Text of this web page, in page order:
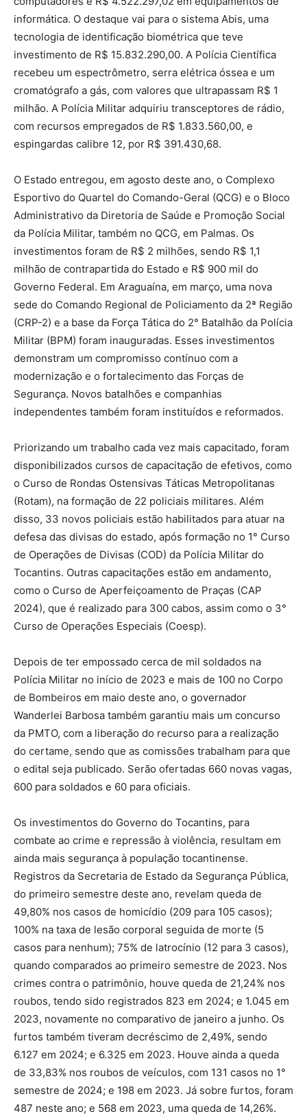
informática. O destaque vai para o sistema Abis, uma
tecnologia de identificação biométrica que teve
investimento de R$ 15.832.290,00. A Polícia Científica
recebeu um espectrômetro, serra elétrica óssea e um
cromatógrafo a gás, com valores que ultrapassam R$ 1
milhão. A Polícia Militar adquiriu transceptores de rádio,
com recursos empregados de R$ 1.833.560,00, e
espingardas calibre 12, por R$ 391.430,68.
O Estado entregou, em agosto deste ano, o Complexo
Esportivo do Quartel do Comando-Geral (QCG) e o Bloco
Administrativo da Diretoria de Saúde e Promoção Social
da Polícia Militar, também no QCG, em Palmas. Os
investimentos foram de R$ 2 milhões, sendo R$ 1,1
milhão de contrapartida do Estado e R$ 900 mil do
Governo Federal. Em Araguaína, em março, uma nova
sede do Comando Regional de Policiamento da 2ª Região
(CRP-2) e a base da Força Tática do 2° Batalhão da Polícia
Militar (BPM) foram inauguradas. Esses investimentos
demonstram um compromisso contínuo com a
modernização e o fortalecimento das Forças de
Segurança. Novos batalhões e companhias
independentes também foram instituídos e reformados.
Priorizando um trabalho cada vez mais capacitado, foram
disponibilizados cursos de capacitação de efetivos, como
o Curso de Rondas Ostensivas Táticas Metropolitanas
(Rotam), na formação de 22 policiais militares. Além
disso, 33 novos policiais estão habilitados para atuar na
defesa das divisas do estado, após formação no 1° Curso
de Operações de Divisas (COD) da Polícia Militar do
Tocantins. Outras capacitações estão em andamento,
como o Curso de Aperfeiçoamento de Praças (CAP
2024), que é realizado para 300 cabos, assim como o 3°
Curso de Operações Especiais (Coesp).
Depois de ter empossado cerca de mil soldados na
Polícia Militar no início de 2023 e mais de 100 no Corpo
de Bombeiros em maio deste ano, o governador
Wanderlei Barbosa também garantiu mais um concurso
da PMTO, com a liberação do recurso para a realização
do certame, sendo que as comissões trabalham para que
o edital seja publicado. Serão ofertadas 660 novas vagas,
600 para soldados e 60 para oficiais.
Os investimentos do Governo do Tocantins, para
combate ao crime e repressão à violência, resultam em
ainda mais segurança à população tocantinense.
Registros da Secretaria de Estado da Segurança Pública,
do primeiro semestre deste ano, revelam queda de
49,80% nos casos de homicídio (209 para 105 casos);
100% na taxa de lesão corporal seguida de morte (5
casos para nenhum); 75% de latrocínio (12 para 3 casos),
quando comparados ao primeiro semestre de 2023. Nos
crimes contra o patrimônio, houve queda de 21,24% nos
roubos, tendo sido registrados 823 em 2024; e 1.045 em
2023, novamente no comparativo de janeiro a junho. Os
furtos também tiveram decréscimo de 2,49%, sendo
6.127 em 2024; e 6.325 em 2023. Houve ainda a queda
de 33,83% nos roubos de veículos, com 131 casos no 1°
semestre de 2024; e 198 em 2023. Já sobre furtos, foram
487 neste ano; e 568 em 2023, uma queda de 14,26%.